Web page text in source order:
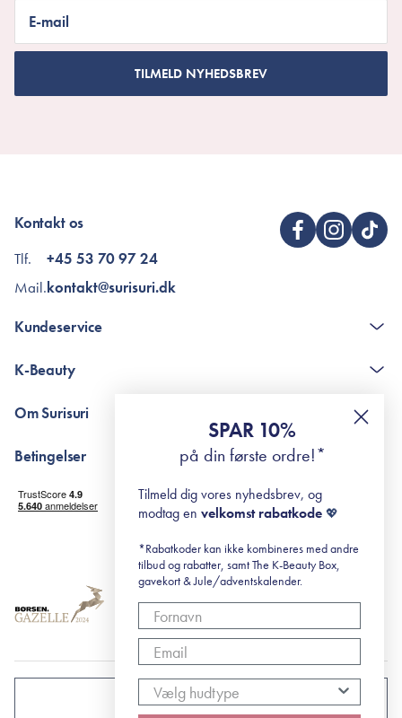
E-mail
TILMELD NYHEDSBREV
Kontakt os
Tlf.
Mail.
+45 53 70 97 24
kontakt@surisuri.dk
Kundeservice
The K-Beauty Box - spørgsmål og svar
RE-ZIP
K-Beauty
Retinol for begyndere
surisuri's mini guide til rosacea
Om Surisuri
Black Friday
Betingelser
Levering og returnering
Handelsbetingelser
Abonnementsbetingelser
DANMARK
SPAR 10%
på din første ordre!*
Tilmeld dig vores nyhedsbrev, og
modtag en velkomst rabatkode 💖
*Rabatkoder kan ikke kombineres med andre
tilbud og rabatter, samt The K-Beauty Box,
gavekort & Jule/adventskalender.